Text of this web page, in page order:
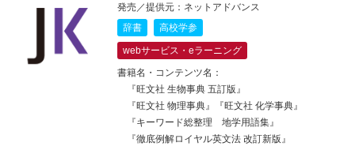
発売／提供元：ネットアドバンス
辞書
高校学参
webサービス・eラーニング
書籍名・コンテンツ名：
『旺文社 生物事典 五訂版』
『旺文社 物理事典』『旺文社 化学事典』
『キーワード総整理 地学用語集』
『徹底例解ロイヤル英文法 改訂新版』